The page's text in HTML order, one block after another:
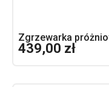
Zgrzewarka
439,00 zł